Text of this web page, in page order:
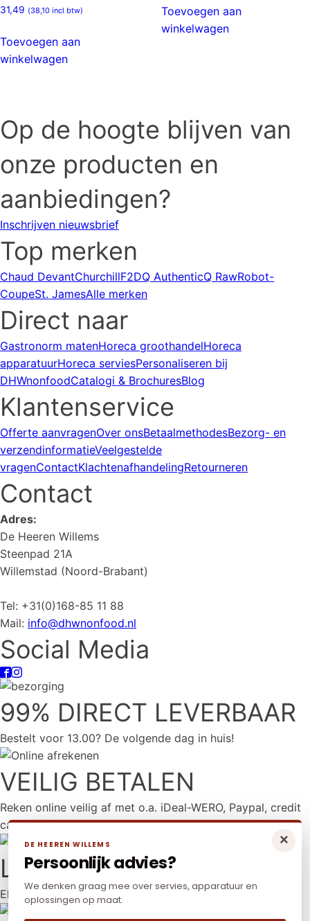
31,49 (38,10 incl btw)
Toevoegen aan
winkelwagen
Toevoegen aan
winkelwagen
Op de hoogte blijven van
onze producten en
aanbiedingen?
Inschrijven nieuwsbrief
Top merken
Chaud DevantChurchillF2DQ AuthenticQ RawRobot-
CoupeSt. JamesAlle merken
Direct naar
Gastronorm matenHoreca groothandelHoreca
apparatuurHoreca serviesPersonaliseren bij
DHWnonfoodCatalogi & BrochuresBlog
Klantenservice
Offerte aanvragenOver onsBetaalmethodesBezorg- en
verzendinformatieVeelgestelde
vragenContactKlachtenafhandelingRetourneren
Contact
Adres:
De Heeren Willems
Steenpad 21A
Willemstad (Noord-Brabant)
Tel: +31(0)168-85 11 88
Mail: info@dhwnonfood.nl
Social Media
99% DIRECT LEVERBAAR
Bestelt voor 13.00? De volgende dag in huis!
VEILIG BETALEN
Reken online veilig af met o.a. iDeal-WERO, Paypal, credit
card en Mr Cash.
LAAGSTE PRIJS
Elders goedkoper? Neem dan contact met ons op.
×
DE HEEREN WILLEMS
Persoonlijk advies?
We denken graag mee over servies, apparatuur en
oplossingen op maat.